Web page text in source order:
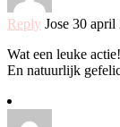
Reply Jose 30 april
Wat een leuke
En natuurlijk